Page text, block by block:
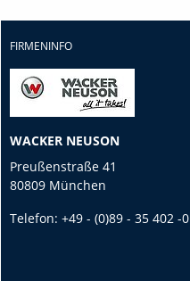
FIRMENINFO
WACKER NEUSON
Preußenstraße 41
80809 München
Telefon: +49 - (0)89 - 35 402 -0